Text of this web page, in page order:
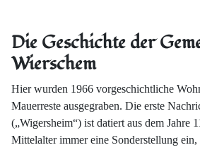
Die Geschichte der
Wierschem
Hier wurden 1966 vorgeschichtliche
Mauerreste ausgegraben. Die erste
(„Wigersheim“) ist datiert aus dem Jahre
Mittelalter immer eine Sonderstellung